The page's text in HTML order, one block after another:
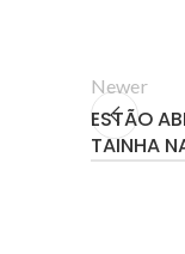
Newer
ESTÃO
TAINHA